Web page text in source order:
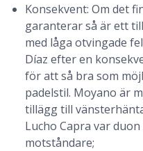
Konsekvent: Om det
garanterar så är ett
med låga otvingade
Díaz efter en
för att så bra som
padelstil. Moyano är
tillägg till
Lucho Capra var
motståndare;